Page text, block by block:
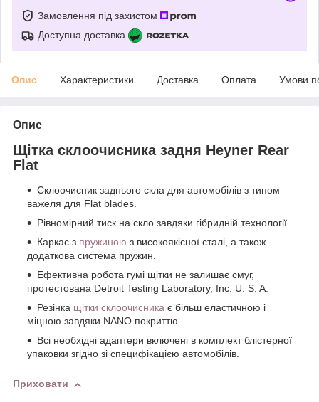
Замовлення під захистом
Доступна доставка
Опис Характеристики Доставка Оплата Умови
Опис
Щітка склоочисника задня Heyner Rear
Flat
Склоочисник заднього скла для автомобілів з типом
важеля для Flat blades.
Рівномірний тиск на скло завдяки гібридній технології.
Каркас з пружиною з високоякісної сталі, а також
додаткова система пружин.
Ефективна робота гумі щітки не залишає смуг,
протестована Detroit Testing Laboratory, Inc. U. S. A.
Резінка щітки склоочисника є більш еластичною і
міцною завдяки NANO покриттю.
Всі необхідні адаптери включені в комплект блістерної
упаковки згідно зі специфікацією автомобілів.
Приховати